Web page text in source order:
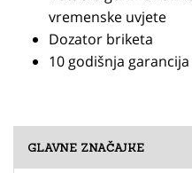
vremenske uvjete
Dozator briketa
10 godišnja
GLAVNE ZNAČAJKE